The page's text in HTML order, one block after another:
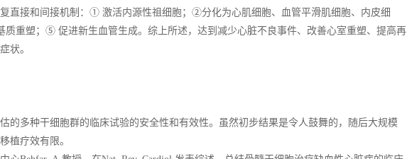
直接和间接机制：① 激活内源性祖细胞；②分化为心肌细胞、血管平滑肌细胞、内皮细
重塑；⑤ 促进新生血管生成。综上所述，达到减少心脏不良事件、改善心室重塑、提高再
状。
的多种干细胞群的临床试验的安全性和有效性。虽然初步结果是令人鼓舞的，随后大规模
植疗效有限。